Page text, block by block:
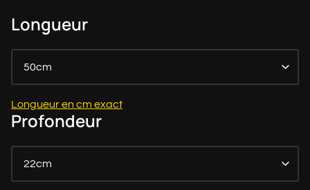
Longueur
50cm
Longueur en cm exact
Profondeur
22cm